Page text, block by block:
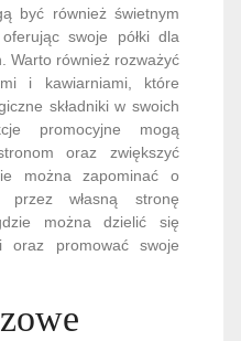
być również świetnym
swoje półki dla
Warto również rozważyć
i kawiarniami, które
składniki w swoich
promocyjne mogą
oraz zwiększyć
można zapominać o
przez własną stronę
można dzielić się
oraz promować swoje